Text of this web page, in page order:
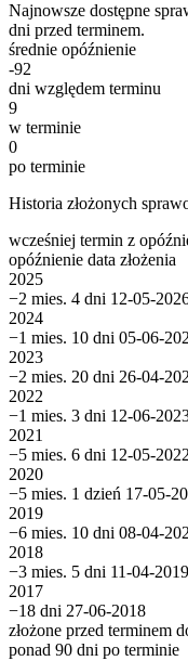
Najnowsze dostępne
dni przed terminem.
średnie opóźnienie
-92
dni względem terminu
9
w terminie
0
po terminie
Historia złożonych
wcześniej termin z
opóźnienie data złożenia
2025
−2 mies. 4 dni 12-05-
2024
−1 mies. 10 dni 05-06-
2023
−2 mies. 20 dni 26-04-
2022
−1 mies. 3 dni 12-06-
2021
−5 mies. 6 dni 12-05-2022
2020
−5 mies. 1 dzień 17-05-
2019
−6 mies. 10 dni 08-04-
2018
−3 mies. 5 dni 11-04-2019
2017
−18 dni 27-06-2018
złożone przed terminem
ponad 90 dni po terminie